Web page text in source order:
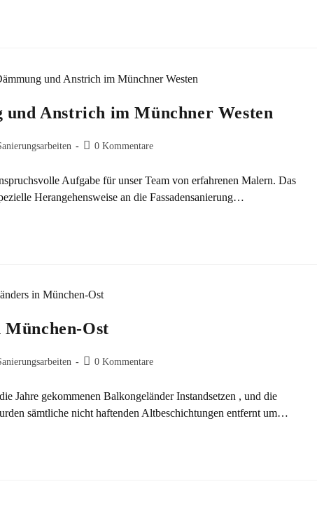
und Anstrich im Münchner Westen
0 Kommentare
Aufgabe für unser Team von erfahrenen Malern. Das
Herangehensweise an die Fassadensanierung…
München-Ost
0 Kommentare
Jahre gekommenen Balkongeländer Instandsetzen , und die
sämtliche nicht haftenden Altbeschichtungen entfernt um…